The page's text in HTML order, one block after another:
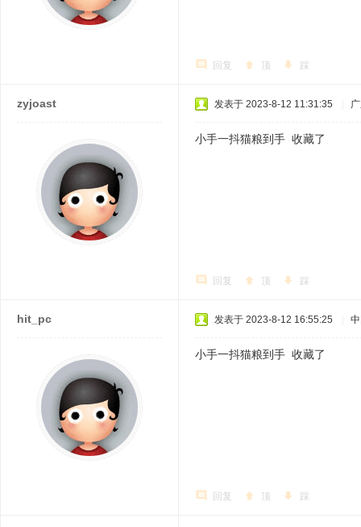
回复 顶 踩
zyjoast 发表于 2023-8-12 11:31:35
小手一抖猫粮到手 收藏了
回复 顶 踩
hit_pc 发表于 2023-8-12 16:55:25
小手一抖猫粮到手 收藏了
回复 顶 踩